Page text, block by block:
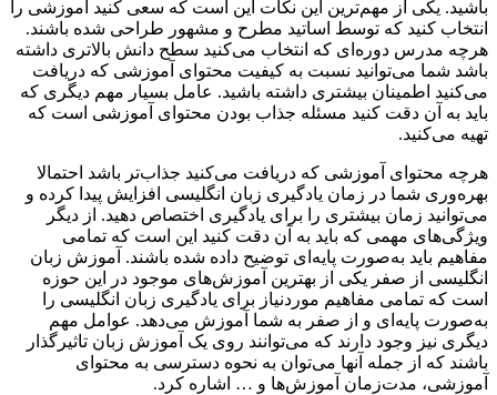
باشید. یکی از مهم‌ترین این نکات این است که سعی کنید آموزشی را
انتخاب کنید که توسط اساتید مطرح و مشهور طراحی شده باشند.
هرچه مدرس دوره‌ای که انتخاب می‌کنید سطح دانش بالاتری داشته
باشد شما می‌توانید نسبت به کیفیت محتوای آموزشی که دریافت
می‌کنید اطمینان بیشتری داشته باشید. عامل بسیار مهم دیگری که
باید به آن دقت کنید مسئله جذاب بودن محتوای آموزشی است که
تهیه می‌کنید.
هرچه محتوای آموزشی که دریافت می‌کنید جذاب‌تر باشد احتمالا
بهره‌وری شما در زمان یادگیری زبان انگلیسی افزایش پیدا کرده و
می‌توانید زمان بیشتری را برای یادگیری اختصاص دهید. از دیگر
ویژگی‌های مهمی که باید به آن دقت کنید این است که تمامی
مفاهیم باید به‌صورت پایه‌ای توضیح داده شده باشند. آموزش زبان
انگلیسی از صفر یکی از بهترین آموزش‌های موجود در این حوزه
است که تمامی مفاهیم موردنیاز برای یادگیری زبان انگلیسی را
به‌صورت پایه‌ای و از صفر به شما آموزش می‌دهد. عوامل مهم
دیگری نیز وجود دارند که می‌توانند روی یک آموزش زبان تاثیرگذار
باشند که از جمله آنها می‌توان به نحوه دسترسی به محتوای
آموزشی، مدت‌زمان آموزش‌ها و … اشاره کرد.